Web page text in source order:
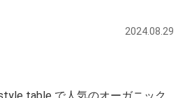
2024.08.29